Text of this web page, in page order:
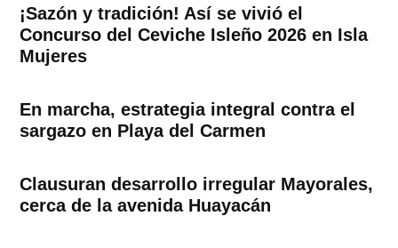
¡Sazón y tradición! Así se vivió el
Concurso del Ceviche Isleño 2026 en Isla
Mujeres
En marcha, estrategia integral contra el
sargazo en Playa del Carmen
Clausuran desarrollo irregular Mayorales,
cerca de la avenida Huayacán